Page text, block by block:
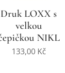
Druk LOXX s
velkou
NIKL
133,00Kč